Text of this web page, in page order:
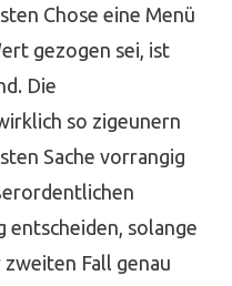
Chose eine Menü
gezogen sei, ist
Die
so zigeunern
Sache vorrangig
entscheiden, solange
Fall genau